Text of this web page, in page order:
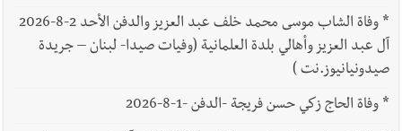
*
وفاة الشاب موسى محمد خلف عبد العزيز والدفن الأحد 2-8-2026
آل عبد العزيز وأهالي بلدة العلمانية (وفيات صيدا- لبنان – جريدة
صيدونيانيوز.نت )
*وفاة الحاج زكي حسن فريجة -الدفن -1-8-2026